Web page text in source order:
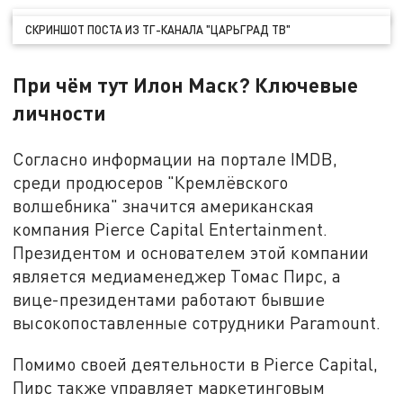
СКРИНШОТ ПОСТА ИЗ ТГ-КАНАЛА "ЦАРЬГРАД ТВ"
При чём тут Илон Маск? Ключевые
личности
Согласно информации на портале IMDB,
среди продюсеров "Кремлёвского
волшебника" значится американская
компания Pierce Capital Entertainment.
Президентом и основателем этой компании
является медиаменеджер Томас Пирс, а
вице-президентами работают бывшие
высокопоставленные сотрудники Paramount.
Помимо своей деятельности в Pierce Capital,
Пирс также управляет маркетинговым